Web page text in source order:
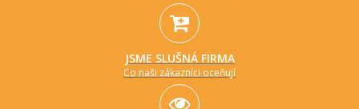
JSME SLUŠNÁ FIRMA
Co naši zákazníci oceňují